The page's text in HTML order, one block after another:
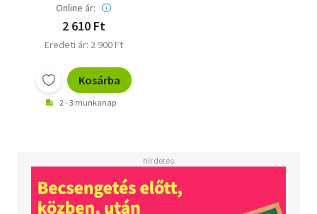
Online ár:
2 610 Ft
Eredeti ár: 2 900 Ft
Kosárba
2 - 3 munkanap